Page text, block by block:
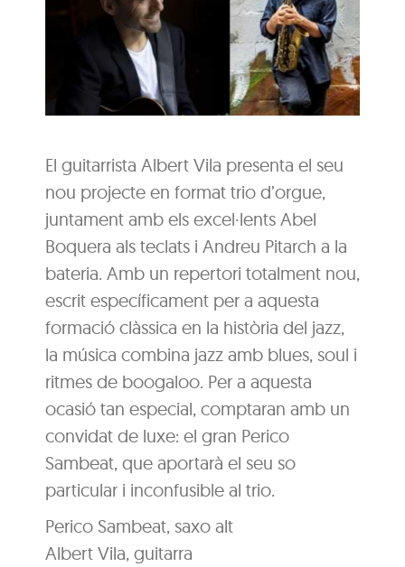
El guitarrista Albert Vila presenta el seu
nou projecte en format trio d’orgue,
juntament amb els excel·lents Abel
Boquera als teclats i Andreu Pitarch a la
bateria. Amb un repertori totalment nou,
escrit específicament per a aquesta
formació clàssica en la història del jazz,
la música combina jazz amb blues, soul i
ritmes de boogaloo. Per a aquesta
ocasió tan especial, comptaran amb un
convidat de luxe: el gran Perico
Sambeat, que aportarà el seu so
particular i inconfusible al trio.
Perico Sambeat, saxo alt
Albert Vila, guitarra